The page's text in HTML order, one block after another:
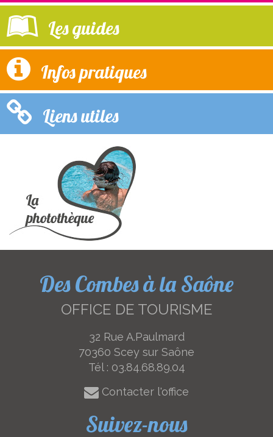
Les guides
Infos pratiques
Liens utiles
Des Combes à la Saône
OFFICE DE TOURISME
32 Rue A.Paulmard
70360 Scey sur Saône
Tél : 03.84.68.89.04
Contacter l'office
Suivez-nous